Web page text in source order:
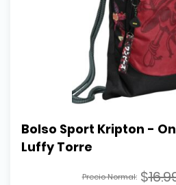
Bolso Sport Kripton -
Luffy Torre
$